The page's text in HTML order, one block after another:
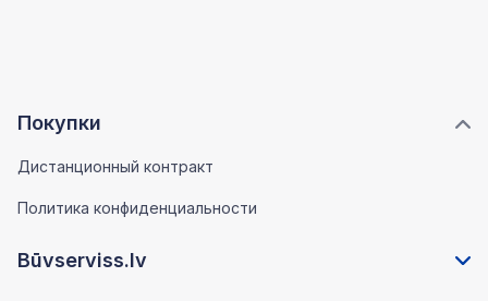
Покупки
Дистанционный контракт
Политика конфиденциальности
Būvserviss.lv